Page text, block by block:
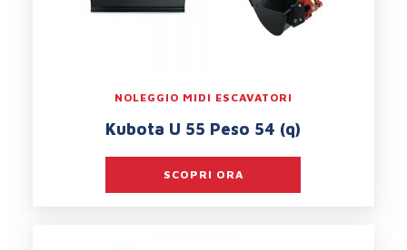
NOLEGGIO MIDI ESCAVATORI
Kubota U 55 Peso 54 (q)
SCOPRI ORA